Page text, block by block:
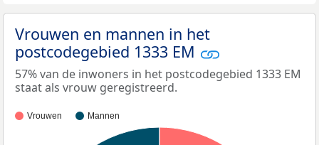
Vrouwen en mannen in het
postcodegebied 1333 EM
57% van de inwoners in het postcodegebied 1333 EM
staat als vrouw geregistreerd.
Vrouwen Mannen